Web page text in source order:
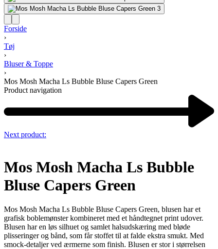
Forside
›
Tøj
›
Bluser & Toppe
›
Mos Mosh Macha Ls Bubble Bluse Capers Green
Product navigation
Next product:
Mos Mosh Macha Ls Bubble
Bluse Capers Green
Mos Mosh Macha Ls Bubble Bluse Capers Green, blusen har et
grafisk boblemønster kombineret med et håndtegnet print udover.
Blusen har en løs silhuet og samlet halsudskæring med bløde
plisseringer og bånd, som får stoffet til at falde ekstra smukt. Med
smock-detaljer ved ærmerne som finish. Blusen er stor i størrelsen